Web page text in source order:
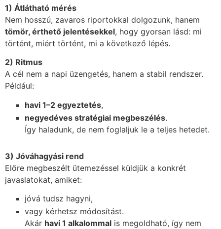
1) Átlátható mérés
Nem hosszú, zavaros riportokkal dolgozunk, hanem
tömör, érthető jelentésekkel, hogy gyorsan lásd: mi
történt, miért történt, mi a következő lépés.
2) Ritmus
A cél nem a napi üzengetés, hanem a stabil rendszer.
Például:
havi 1–2 egyeztetés,
negyedéves stratégiai megbeszélés.
Így haladunk, de nem foglaljuk le a teljes hetedet.
3) Jóváhagyási rend
Előre megbeszélt ütemezéssel küldjük a konkrét
javaslatokat, amiket:
jóvá tudsz hagyni,
vagy kérhetsz módosítást.
Akár havi 1 alkalommal is megoldható, így nem